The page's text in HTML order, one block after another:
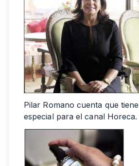
Pilar Romano cuenta que
especial para el canal Horeca.